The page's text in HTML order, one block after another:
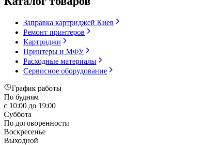
Заправка картриджей Киев
Ремонт принтеров
Картриджи
Принтеры и МФУ
Расходные материалы
Сервисное оборудование
График работы
По будням
с 10:00 до 19:00
Суббота
По договоренности
Воскресенье
Выходной